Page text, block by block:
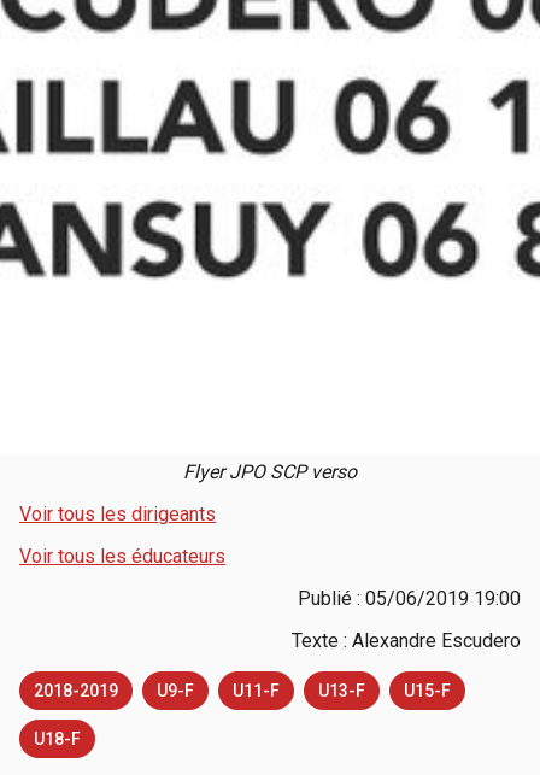
Flyer JPO SCP verso
Voir tous les dirigeants
Voir tous les éducateurs
Publié : 05/06/2019 19:00
Texte : Alexandre Escudero
2018-2019 U9-F U11-F U13-F U15-F
U18-F